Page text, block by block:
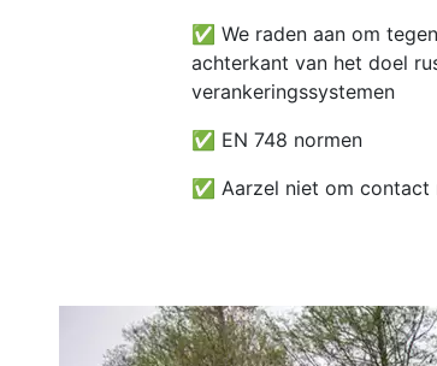
✅ We raden aan om
achterkant van het doel
verankeringssystemen
✅ EN 748 normen
✅ Aarzel niet om